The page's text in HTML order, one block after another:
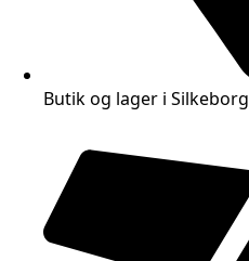
Butik og lager i Silkeborg